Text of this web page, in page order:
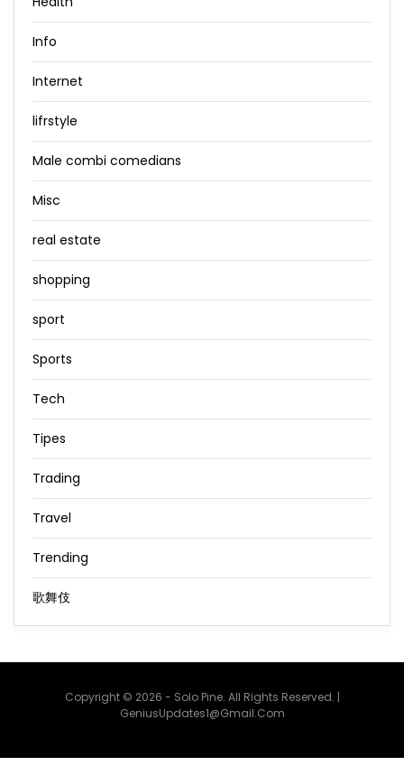
Info
Internet
lifrstyle
Male combi comedians
Misc
real estate
shopping
sport
Sports
Tech
Tipes
Trading
Travel
Trending
歌舞伎
Copyright © 2026 - Solo Pine. All Rights Reserved. |
GeniusUpdates1@Gmail.Com